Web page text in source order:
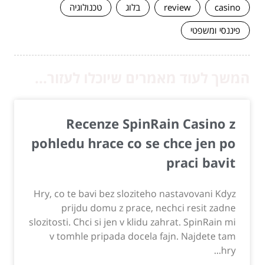
casino
review בלוג
טכנולוגיה
פיננסי ומשפטי
Recenze SpinRain Casino z
pohledu hrace co se chce jen po
praci bavit
Hry, co te bavi bez sloziteho nastavovani Kdyz
prijdu domu z prace, nechci resit zadne
slozitosti. Chci si jen v klidu zahrat. SpinRain mi
v tomhle pripada docela fajn. Najdete tam
hry...